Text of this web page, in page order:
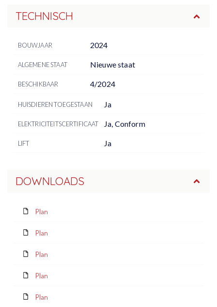
TECHNISCH
BOUWJAAR 2024
ALGEMENE STAAT Nieuwe staat
BESCHIKBAAR 4/2024
HUISDIEREN TOEGESTAAN Ja
ELEKTRICITEITSCERTIFICAAT Ja, Conform
LIFT Ja
DOWNLOADS
Plan
Plan
Plan
Plan
Plan